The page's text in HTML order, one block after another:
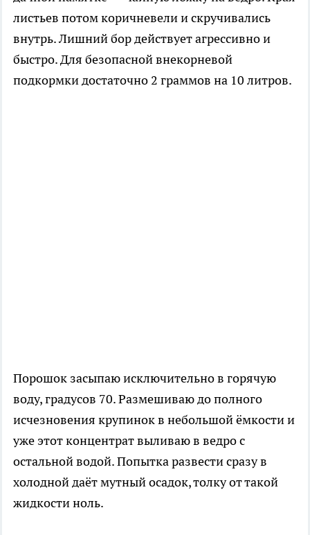
листьев потом коричневели и скручивались
внутрь. Лишний бор действует агрессивно и
быстро. Для безопасной внекорневой
подкормки достаточно 2 граммов на 10 литров.
Порошок засыпаю исключительно в горячую
воду, градусов 70. Размешиваю до полного
исчезновения крупинок в небольшой ёмкости и
уже этот концентрат выливаю в ведро с
остальной водой. Попытка развести сразу в
холодной даёт мутный осадок, толку от такой
жидкости ноль.